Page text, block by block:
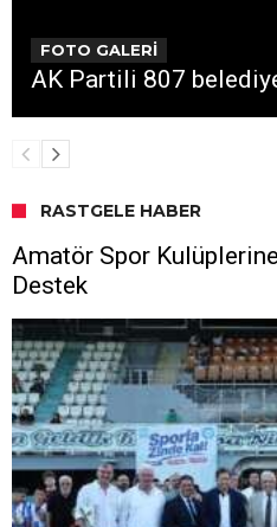
FOTO GALERİ
AK Partili 807
RASTGELE HABER
Amatör Spor
Destek